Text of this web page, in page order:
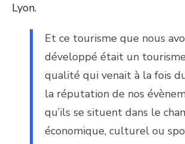
Lyon.
Et ce tourisme que nous
développé était un
qualité qui venait à la fois
la réputation de nos
qu’ils se situent dans le
économique, culturel ou